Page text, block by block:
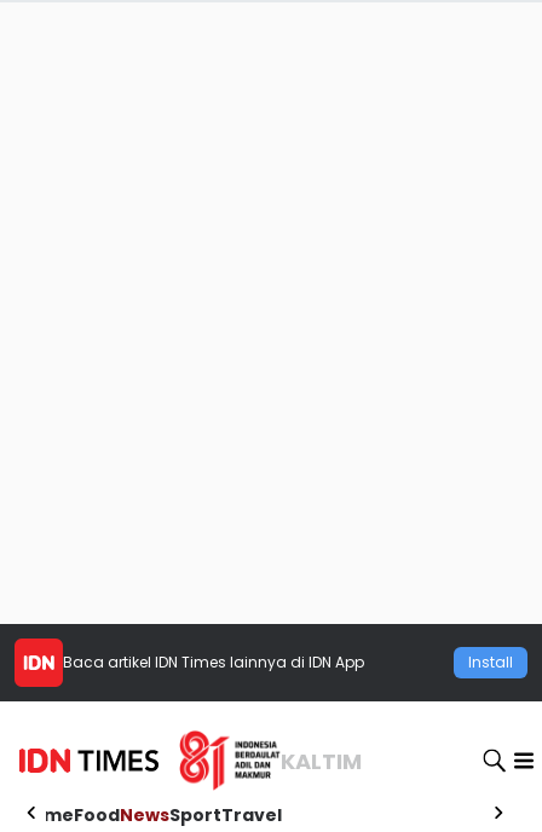
Baca artikel IDN Times lainnya di IDN App Install
KALTIM
HomeFoodNewsSportTravel